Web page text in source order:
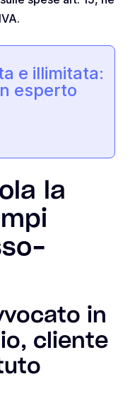
e illimitata:
esperto
la
in
cliente